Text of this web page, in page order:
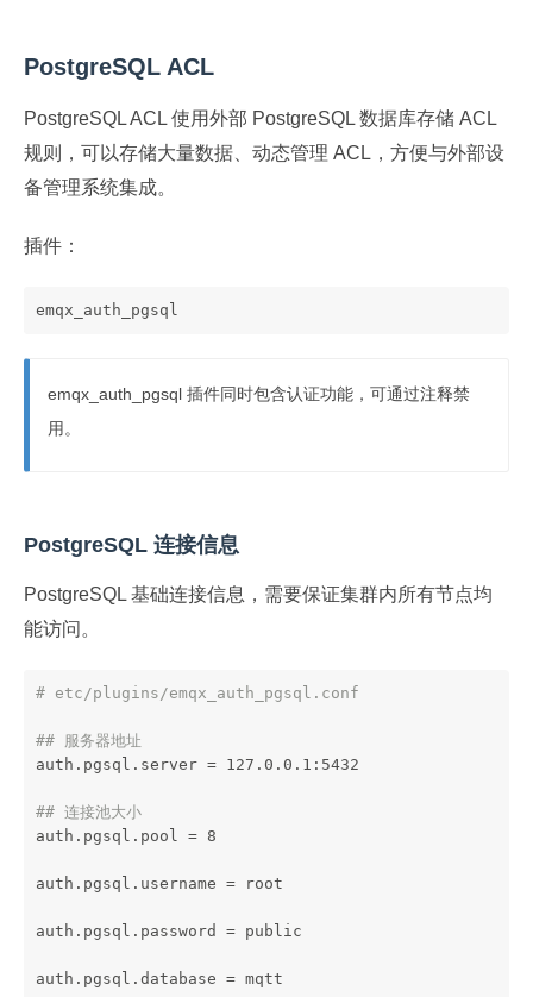
PostgreSQL ACL
PostgreSQL ACL 使用外部 PostgreSQL 数据库存储 ACL
规则，可以存储大量数据、动态管理 ACL，方便与外部设
备管理系统集成。
插件：
emqx_auth_pgsql
emqx_auth_pgsql 插件同时包含认证功能，可通过注释禁
用。
PostgreSQL 连接信息
PostgreSQL 基础连接信息，需要保证集群内所有节点均
能访问。
# etc/plugins/emqx_auth_pgsql.conf
## 服务器地址
auth.pgsql.server = 127.0.0.1:5432
## 连接池大小
auth.pgsql.pool = 8
auth.pgsql.username = root
auth.pgsql.password = public
auth.pgsql.database = mqtt